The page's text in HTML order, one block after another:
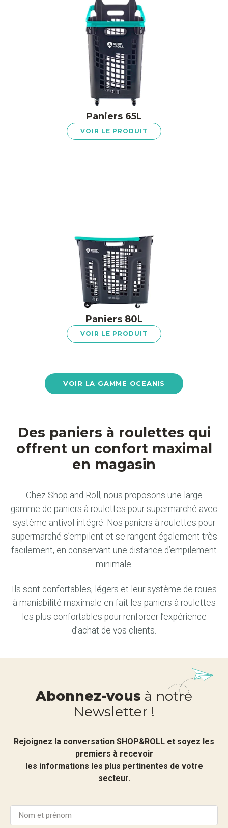
Paniers 65L
VOIR LE PRODUIT
Paniers 80L
VOIR LE PRODUIT
VOIR LA GAMME OCEANIS
Des paniers à roulettes qui
offrent un confort maximal
en magasin
Chez Shop and Roll, nous proposons une large
gamme de paniers à roulettes pour supermarché avec
système antivol intégré. Nos paniers à roulettes pour
supermarché s’empilent et se rangent également très
facilement, en conservant une distance d’empilement
minimale.
Ils sont confortables, légers et leur système de roues
à maniabilité maximale en fait les paniers à roulettes
les plus confortables pour renforcer l’expérience
d’achat de vos clients.
Abonnez-vous à notre
Newsletter !
Rejoignez la conversation SHOP&ROLL et soyez les
premiers à recevoir
les informations les plus pertinentes de votre
secteur.